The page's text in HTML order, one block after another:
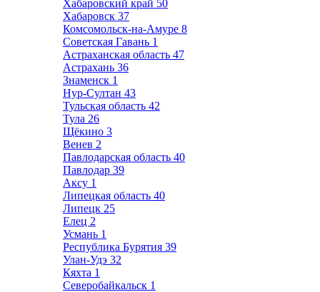
Хабаровский край 50
Хабаровск 37
Комсомольск-на-Амуре 8
Советская Гавань 1
Астраханская область 47
Астрахань 36
Знаменск 1
Нур-Султан 43
Тульская область 42
Тула 26
Щёкино 3
Венев 2
Павлодарская область 40
Павлодар 39
Аксу 1
Липецкая область 40
Липецк 25
Елец 2
Усмань 1
Республика Бурятия 39
Улан-Удэ 32
Кяхта 1
Северобайкальск 1